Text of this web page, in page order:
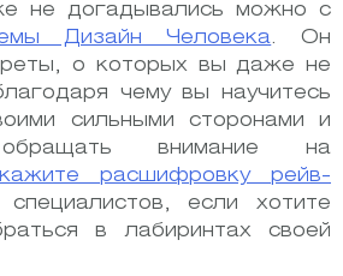
не догадывались можно с
Дизайн Человека.
Он
о которых вы даже не
чему вы научитесь
сильными сторонами и
обращать внимание на
расшифровку рейв-
если хотите
в лабиринтах своей